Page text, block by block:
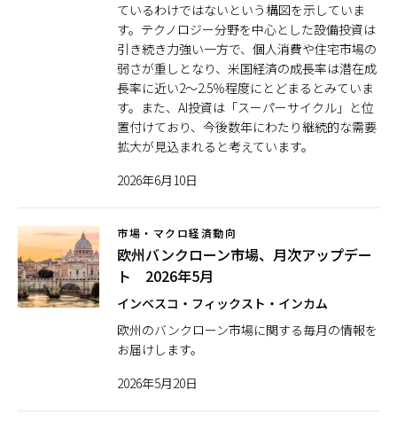
ているわけではないという構図を示していま
す。テクノロジー分野を中心とした設備投資は
引き続き力強い一方で、個人消費や住宅市場の
弱さが重しとなり、米国経済の成長率は潜在成
長率に近い2〜2.5％程度にとどまるとみていま
す。また、AI投資は「スーパーサイクル」と位
置付けており、今後数年にわたり継続的な需要
拡大が見込まれると考えています。
2026年6月10日
市場・マクロ経済動向
欧州バンクローン市場、月次アップデー
ト 2026年5月
インベスコ・フィックスト・インカム
欧州のバンクローン市場に関する毎月の情報を
お届けします。
2026年5月20日